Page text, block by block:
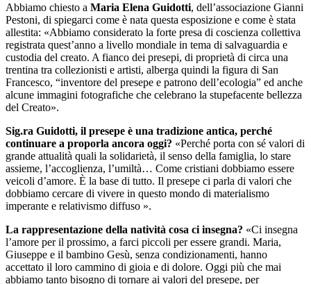
Abbiamo chiesto a Maria Elena Guidotti, dell’associazione Gianni
Pestoni, di spiegarci come è nata questa esposizione e come è stata
allestita: «Abbiamo considerato la forte presa di coscienza collettiva
registrata quest’anno a livello mondiale in tema di salvaguardia e
custodia del creato. A fianco dei presepi, di proprietà di circa una
trentina tra collezionisti e artisti, alberga quindi la figura di San
Francesco, “inventore del presepe e patrono dell’ecologia” ed anche
alcune immagini fotografiche che celebrano la stupefacente bellezza
del Creato».
Sig.ra Guidotti, il presepe è una tradizione antica, perché
continuare a proporla ancora oggi? «Perché porta con sé valori di
grande attualità quali la solidarietà, il senso della famiglia, lo stare
assieme, l’accoglienza, l’umiltà… Come cristiani dobbiamo essere
veicoli d’amore. È la base di tutto. Il presepe ci parla di valori che
dobbiamo cercare di vivere in questo mondo di materialismo
imperante e relativismo diffuso ».
La rappresentazione della natività cosa ci insegna? «Ci insegna
l’amore per il prossimo, a farci piccoli per essere grandi. Maria,
Giuseppe e il bambino Gesù, senza condizionamenti, hanno
accettato il loro cammino di gioia e di dolore. Oggi più che mai
abbiamo tanto bisogno di tornare ai valori del presepe, per